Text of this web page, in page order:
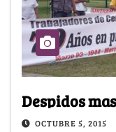
Despidos
OCTUBRE 5, 2015